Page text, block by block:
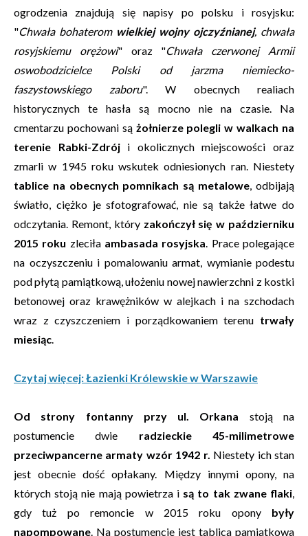
ogrodzenia znajdują się napisy po polsku i rosyjsku:
"Chwała bohaterom wielkiej wojny ojczyźnianej, chwała
rosyjskiemu orężowi" oraz "Chwała czerwonej Armii
oswobodzicielce Polski od jarzma niemiecko-
faszystowskiego zaboru". W obecnych realiach
historycznych te hasła są mocno nie na czasie. Na
cmentarzu pochowani są żołnierze polegli w walkach na
terenie Rabki-Zdróji okolicznych miejscowości oraz
zmarli w 1945 roku wskutek odniesionych ran. Niestety
tablice na obecnych pomnikach są metalowe, odbijają
światło, ciężko je sfotografować, nie są także łatwe do
odczytania. Remont, który zakończył się w październiku
2015 roku zleciła ambasada rosyjska. Prace polegające
na oczyszczeniu i pomalowaniu armat, wymianie podestu
pod płytą pamiątkową, ułożeniu nowej nawierzchni z kostki
betonowej oraz krawężników w alejkach i na szchodach
wraz z czyszczeniem i porządkowaniem terenu trwały
miesiąc.
Czytaj więcej: Łazienki Królewskie w Warszawie
Od strony fontanny przy ul. Orkana stoją na
postumencie dwie radzieckie 45-milimetrowe
przeciwpancerne armaty wzór 1942 r. Niestety ich stan
jest obecnie dość opłakany. Między innymi opony, na
których stoją nie mają powietrza i są to tak zwane flaki,
gdy tuż po remoncie w 2015 roku opony były
napompowane. Na postumencie jest tablica pamiątkowa